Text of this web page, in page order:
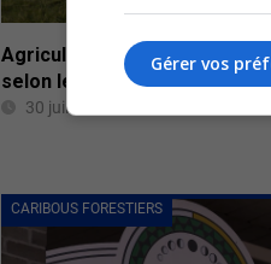
Agriculture : La qualité du foin
selon le secteur
30 juillet 2026
CARIBOUS FORESTIERS
Gérer vos